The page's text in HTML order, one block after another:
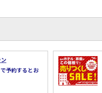
予約するとお